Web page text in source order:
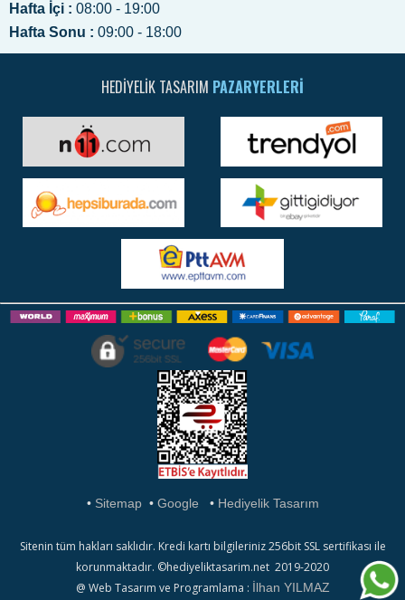
Hafta İçi : 08:00 - 19:00
Hafta Sonu : 09:00 - 18:00
HEDIYELIK TASARIM PAZARYERLERI
• Sitemap• Google • Hediyelik Tasarım
Sitenin tüm hakları saklıdır. Kredi kartı bilgileriniz 256bit SSL sertifikası ile
korunmaktadır. ©hediyeliktasarim.net 2019-2020
@ Web Tasarım ve Programlama : İlhan YILMAZ